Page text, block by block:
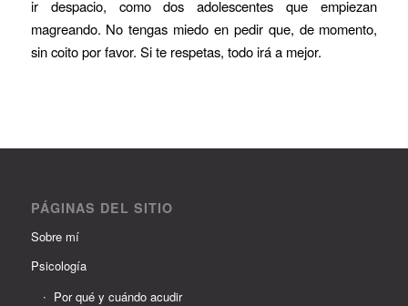
ir despacio, como dos adolescentes que empiezan
magreando. No tengas miedo en pedir que, de momento,
sin coito por favor. Si te respetas, todo irá a mejor.
PÁGINAS DEL SITIO
Sobre mí
Psicología
Por qué y cuándo acudir